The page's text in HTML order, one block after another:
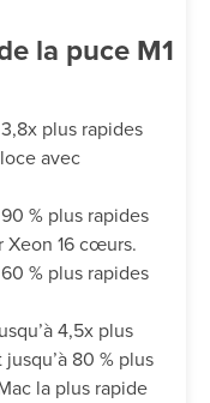
la puce M1
plus rapides
avec
% plus rapides
Xeon 16 cœurs.
% plus rapides
4,5x plus
80 % plus
la plus rapide